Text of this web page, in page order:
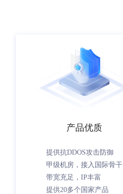
产品优质
提供抗DDOS攻击防御
甲级机房，接入国际骨干
带宽充足，IP丰富
提供20多个国家产品